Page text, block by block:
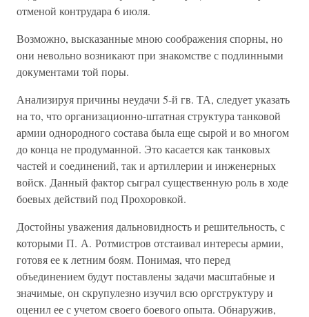
отменой контрудара 6 июля.
Возможно, высказанные мною соображения спорны, но
они невольно возникают при знакомстве с подлинными
документами той поры.
Анализируя причины неудачи 5-й гв. ТА, следует указать
на то, что организационно-штатная структура танковой
армии однородного состава была еще сырой и во многом
до конца не продуманной. Это касается как танковых
частей и соединений, так и артиллерии и инженерных
войск. Данный фактор сыграл существенную роль в ходе
боевых действий под Прохоровкой.
Достойны уважения дальновидность и решительность, с
которыми П. А. Ротмистров отстаивал интересы армии,
готовя ее к летним боям. Понимая, что перед
объединением будут поставлены задачи масштабные и
значимые, он скрупулезно изучил всю оргструктуру и
оценил ее с учетом своего боевого опыта. Обнаружив,